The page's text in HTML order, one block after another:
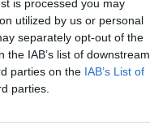
is processed you may
utilized by us or personal
separately opt-out of the
IAB’s list of downstream
parties on the IAB’s List of
parties.